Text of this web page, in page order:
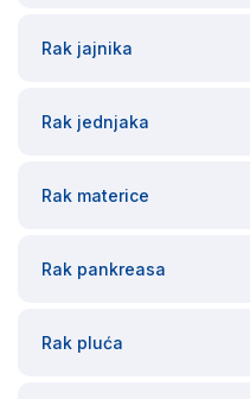
Rak jajnika
Rak jednjaka
Rak materice
Rak pankreasa
Rak pluća